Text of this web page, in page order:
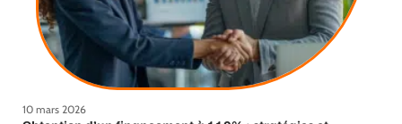
10 mars 2026